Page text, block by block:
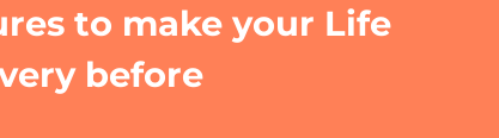
to make your Life
before